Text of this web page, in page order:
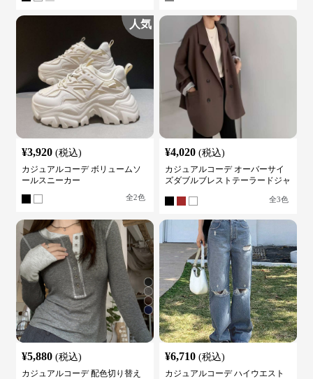
人気
¥3,920 (税込)
カジュアルコーデ ボリュームソ
ールスニーカー
全2色
¥4,020 (税込)
カジュアルコーデ オーバーサイ
ズダブルブレストテーラードジャ
全3色
¥5,880 (税込)
カジュアルコーデ 配色切り替え
¥6,710 (税込)
カジュアルコーデ ハイウエスト